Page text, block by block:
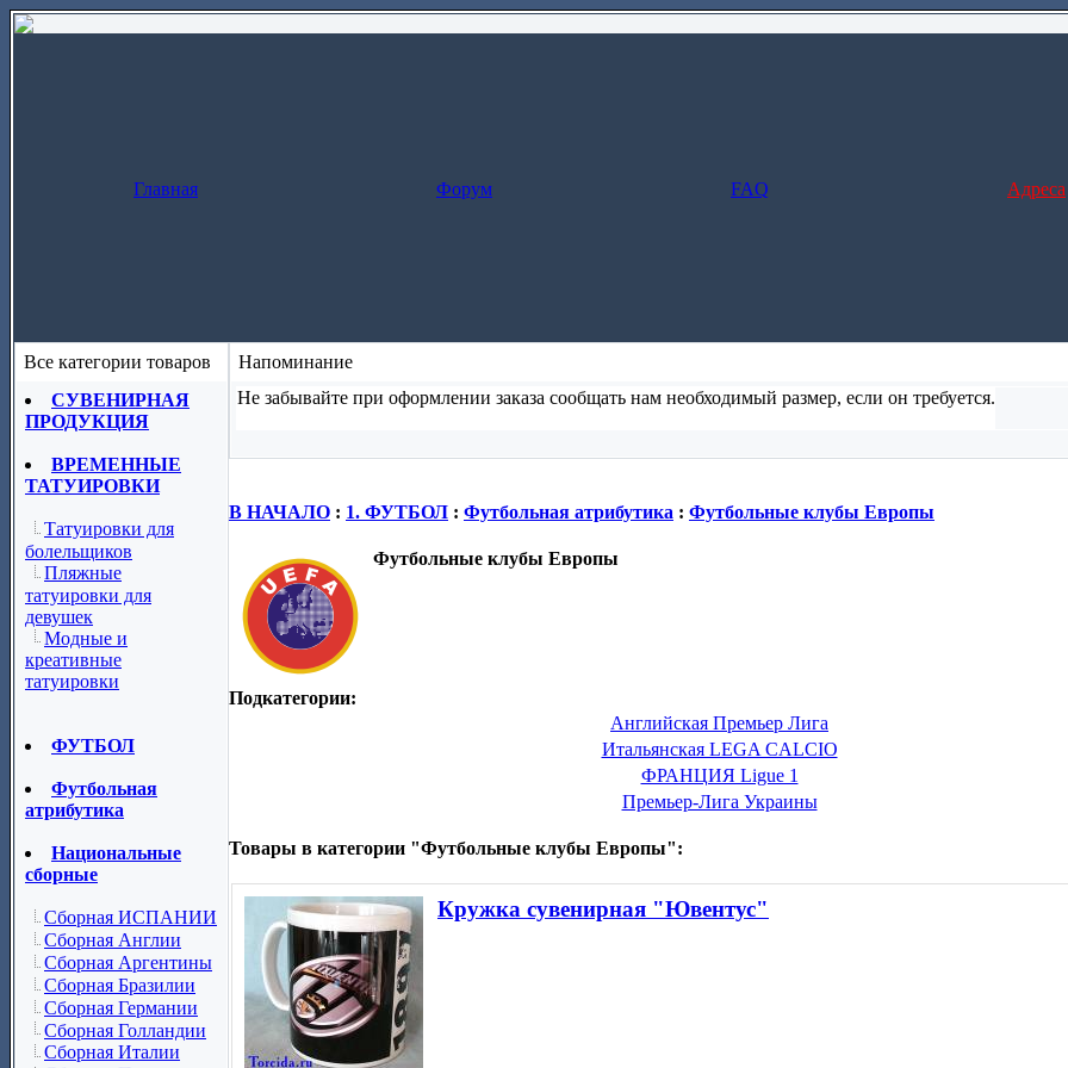
Главная Форум FAQ Адреса
Все категории товаров
СУВЕНИРНАЯ
ПРОДУКЦИЯ
ВРЕМЕННЫЕ
ТАТУИРОВКИ
Татуировки для
болельщиков
Пляжные
татуировки для
девушек
Модные и
креативные
татуировки
ФУТБОЛ
Футбольная
атрибутика
Национальные
сборные
Сборная ИСПАНИИ
Сборная Англии
Сборная Аргентины
Сборная Бразилии
Сборная Германии
Сборная Голландии
Сборная Италии
Напоминание
Не забывайте при оформлении заказа сообщать нам необходимый размер, если он требуется.
В НАЧАЛО : 1. ФУТБОЛ : Футбольная атрибутика : Футбольные клубы Европы
Футбольные клубы Европы
Подкатегории:
Английская Премьер Лига
Итальянская LEGA CALCIO
ФРАНЦИЯ Ligue 1
Премьер-Лига Украины
Товары в категории "Футбольные клубы Европы":
Кружка сувенирная "Ювентус"